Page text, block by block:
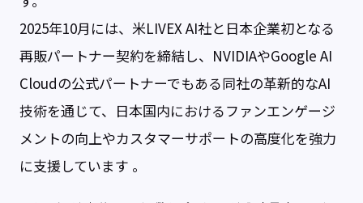
2025年10月には、米LIVEX AI社と日本企業初となる
再販パートナー契約を締結し、NVIDIAやGoogle AI
Cloudの公式パートナーでもある同社の革新的なAI
技術を通じて、日本国内におけるファンエンゲージ
メントの向上やカスタマーサポートの高度化を強力
に支援しています 。